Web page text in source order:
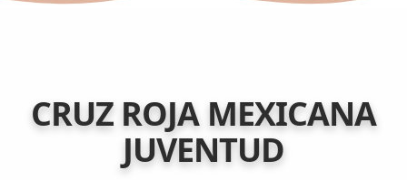
CRUZ ROJA MEXICANA
JUVENTUD